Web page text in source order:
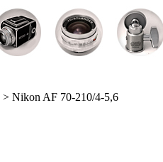
> Nikon AF 70-210/4-5,6